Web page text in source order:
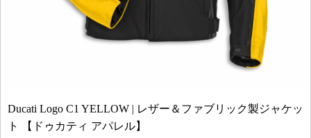
Ducati Logo C1 YELLOW | レザー＆ファブリック製ジャケッ
ト 【ドゥカティ アパレル】